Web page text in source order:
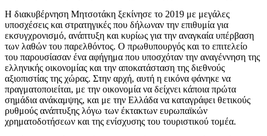
Η διακυβέρνηση Μητσοτάκη ξεκίνησε το 2019 με μεγάλες
υποσχέσεις και στρατηγικές που δήλωναν την επιθυμία για
εκσυγχρονισμό, ανάπτυξη και κυρίως για την αναγκαία υπέρβαση
των λαθών του παρελθόντος. Ο πρωθυπουργός και το επιτελείο
του παρουσίασαν ένα αφήγημα που υποσχόταν την αναγέννηση της
ελληνικής οικονομίας και την αποκατάσταση της διεθνούς
αξιοπιστίας της χώρας. Στην αρχή, αυτή η εικόνα φάνηκε να
πραγματοποιείται, με την οικονομία να δείχνει κάποια πρώτα
σημάδια ανάκαμψης, και με την Ελλάδα να καταγράφει θετικούς
ρυθμούς ανάπτυξης λόγω των έκτακτων ευρωπαϊκών
χρηματοδοτήσεων και της ενίσχυσης του τουριστικού τομέα.